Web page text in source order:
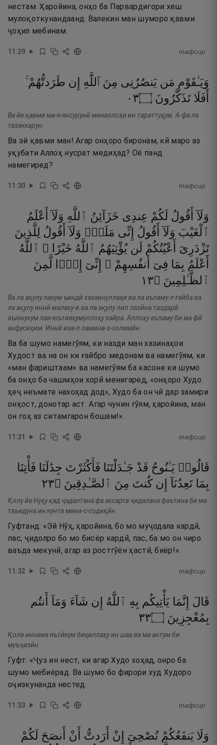
нестам. Ҳаройина, онҳо ба Парвардигори хеш
мулоқоткунандаанд. Валекин ман шуморо қавми
ҷоҳил мебинам.
11:29 тафсир
وَيَـٰقَوْمِ مَن يَنصُرُنِى مِنَ ٱللَّهِ إِن طَرَدتُّهُمْ ۚ
أَفَلَا تَذَكَّرُونَ ۝٣٠
Ва йа қавми ма-я-янсурунӣ миналлоҳи ин тараттуҳум. А-фа ла
тазаккарун.
Ва эй қавми ман! Агар онҳоро биронам, кӣ маро аз
уқубати Аллоҳ нусрат медиҳад? Оё панд
намегиред?
11:30 тафсир
وَلَآ أَقُولُ لَكُمْ عِندِى خَزَآئِنُ ٱللَّهِ وَلَآ
أَعْلَمُ
ٱلْغَيْبَ وَلَآ أَقُولُ إِنِّى مَلَكٌۭ وَلَآ أَقُولُ لِلَّذِينَ
تَزْدَرِىٓ
أَعْيُنُكُمْ لَن يُؤْتِيَهُمُ ٱللَّهُ خَيْرًا ۖ ٱللَّهُ
أَعْلَمُ بِمَا فِىٓ أَنفُسِهِمْ ۖ إِنِّىٓ إِذًۭا
لَّمِنَ
ٱلظَّـٰلِمِينَ ۝٣١
Ва ла ақулу лакум ъиндӣ хазаинуллаҳи ва ла аъламу-л ғайба ва
ла ақулу иннӣ малаку-в ва ла ақулу лил лазӣна таздарӣ
аъюнукум лая-юътияҳумуллоҳу хайра. Аллоҳу аъламу би ма фӣ
анфусиҳим. Иннӣ иза-л ламина-з-золимӣн.
Ва ба шумо намегӯям, ки назди ман хазинаҳои
Худост ва на он ки ғайбро медонам ва намегӯям, ки
«ман фариштаам» ва намегӯям ба касоне ки шумо
ба онҳо ба чашмҳои хорӣ менигаред, «онҳоро Худо
ҳеҷ неъмате нахоҳад дод», Худо ба он чӣ дар замири
онҳост, донотар аст. Агар чунин гӯям, ҳаройина, ман
он гоҳ аз ситамгарон бошам!».
11:31 тафсир
قَالُوا۟ يَـٰنُوحُ قَدْ جَـٰدَلْتَنَا فَأَكْثَرْتَ جِدَٰلَنَا فَأْتِنَا
بِمَا تَعِدُنَآ إِن كُنتَ مِنَ ٱلصَّـٰدِقِينَ ۝٣٢
Қолу йа Нуҳу қад ҷадалтана фа аксарта ҷидалана фаътина би ма
таъидуна ин кунта мина-с-содиқӣн.
Гуфтанд: «Эй Нӯҳ, ҳаройина, бо мо муҷодала кардӣ,
пас, ҷидолро бо мо бисёр кардӣ, пас, ба мо он чиро
ваъда мекунӣ, агар аз ростгӯён ҳастӣ, биёр!».
11:32 тафсир
قَالَ إِنَّمَا يَأْتِيكُم بِهِ ٱللَّهُ إِن شَآءَ وَمَآ
أَنتُم
بِمُعْجِزِينَ ۝٣٣
Қола иннама яътӣкум биҳиллаҳу ин шаа ва ма антум би
муъҷизӣн.
Гуфт: «Ҷуз ин нест, ки агар Худо хоҳад, онро ба
шумо мебиёрад. Ва шумо бо фирори худ Худоро
оҷизкунанда нестед.
11:33 тафсир
وَلَا يَنفَعُكُمْ نُصْحِىٓ إِنْ أَرَدتُّ أَنْ أَنصَحَ لَكُمْ